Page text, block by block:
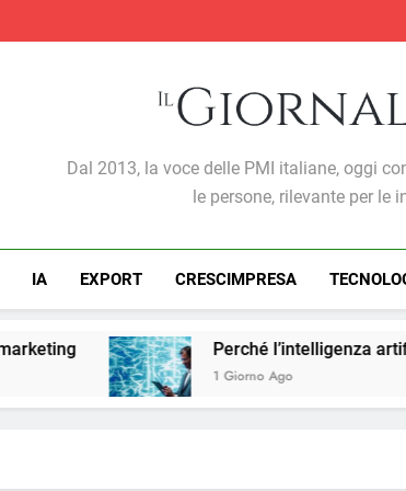
Il Giornale
Dal 2013, la voce delle PMI italiane, oggi
le persone, rilevante per le
IA EXPORT CRESCIMPRESA
Perché l’intelligenza artificiale non
1 Giorno Ago